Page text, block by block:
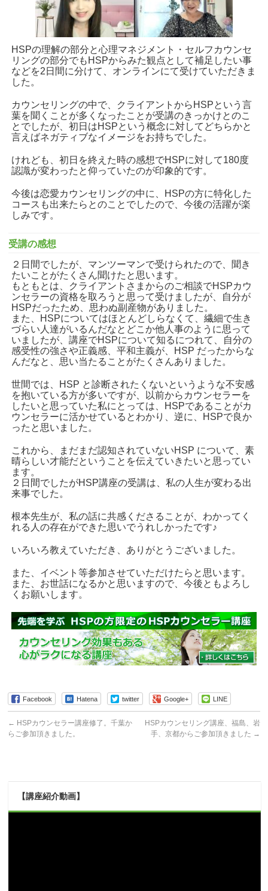
HSPの理解の部分と心理マネジメント・セルフカウンセ
リングの部分でもHSPからみた観点として補足したい事
などを2日間に分けて、オンラインにて受けていただきま
した。
カウンセリングの中で、クライアントからHSPという言
葉を聞くことが多くなったことが受講のきっかけとのこ
とでしたが、初日はHSPという概念に対してどちらかと
言えばネガティブなイメージをお持ちでした。
けれども、初日を終えた時の感想でHSPに対して180度
認識が変わったと仰っていたのが印象的です。
今後は恋愛カウンセリングの中に、HSPの方に特化した
コースも出来たらとのことでしたので、今後の活躍が楽
しみです。
受講の感想
２日間でしたが、 マンツーマンで受けられたので、聞き
たいことがたくさん聞けたと思います。
もともとは、クライアントさまからのご相談でHSPカウ
ンセラーの資格を取ろうと思って受けましたが、自分が
HSPだったため、思わぬ副産物がありました。
また、HSPについてはほとんどしらなくて、繊細で生き
づらい人達がいるんだなと どこか他人事のように思って
いましたが、講座でHSPについて知るにつれて、自分の
感受性の強さや正義感、平和主義が、HSP だったからな
んだなと、思い当たることがたくさんありました。
世間では、HSP と診断されたくないというような不安感
を抱いている方が多いですが、
以前からカウンセラーを
したいと思っていた私にとっては、 HSPであることがカ
ウンセラーに活かせているとわかり、逆に、HSPで良か
ったと思いました。
これから、まだまだ認知されていないHSP について、素
晴らしい才能だということを伝えていきたいと思ってい
ます。
２日間でしたがHSP講座の受講は、私の人生が変わる出
来事でした。
根本先生が、私の話に共感くださることが、わかってく
れる人の存在ができた思いでうれしかったです♪
いろいろ教えていただき、ありがとうございました。
また、イベント等参加させていただけたらと思います。
また、お世話になるかと思いますので、今後ともよろし
くお願いします。
Facebook Hatena twitter Google+ LINE
← HSPカウンセラー講座修了。千葉か
らご参加頂きました。
HSPカウンセリング講座、福島、岩
手、京都からご参加頂きました →
【講座紹介動画】